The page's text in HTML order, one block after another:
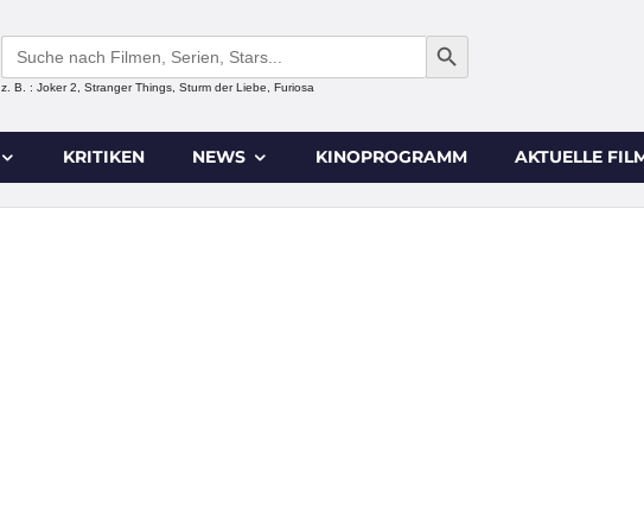
Search
for:
SEARCH BUTTON
z. B. : Joker 2, Stranger Things, Sturm der Liebe, Furiosa
KRITIKEN NEWS KINOPROGRAMM AKTUELLE